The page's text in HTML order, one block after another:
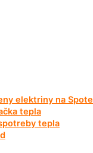
elektriny na Spote
tepla
tepla